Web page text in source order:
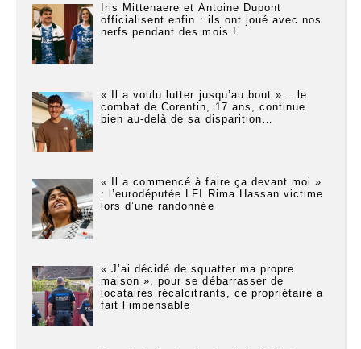
Iris Mittenaere et Antoine Dupont
officialisent enfin : ils ont joué avec nos
nerfs pendant des mois !
« Il a voulu lutter jusqu’au bout »… le
combat de Corentin, 17 ans, continue
bien au-delà de sa disparition…
« Il a commencé à faire ça devant moi »
: l’eurodéputée LFI Rima Hassan victime
lors d’une randonnée
« J’ai décidé de squatter ma propre
maison », pour se débarrasser de
locataires récalcitrants, ce propriétaire a
fait l’impensable